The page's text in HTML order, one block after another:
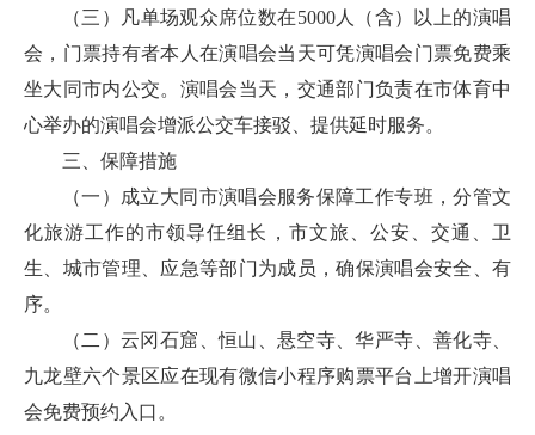
（三）凡单场观众席位数在5000人（含）以上的演唱
会，门票持有者本人在演唱会当天可凭演唱会门票免费乘
坐大同市内公交。演唱会当天，交通部门负责在市体育中
心举办的演唱会增派公交车接驳、提供延时服务。
三、保障措施
（一）成立大同市演唱会服务保障工作专班，分管文
化旅游工作的市领导任组长，市文旅、公安、交通、卫
生、城市管理、应急等部门为成员，确保演唱会安全、有
序。
（二）云冈石窟、恒山、悬空寺、华严寺、善化寺、
九龙壁六个景区应在现有微信小程序购票平台上增开演唱
会免费预约入口。